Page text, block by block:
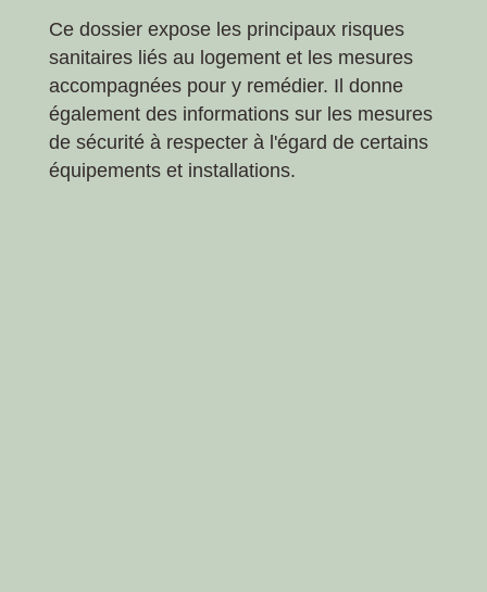
Ce dossier expose les principaux risques
sanitaires liés au logement et les mesures
accompagnées pour y remédier. Il donne
également des informations sur les mesures
de sécurité à respecter à l'égard de certains
équipements et installations.